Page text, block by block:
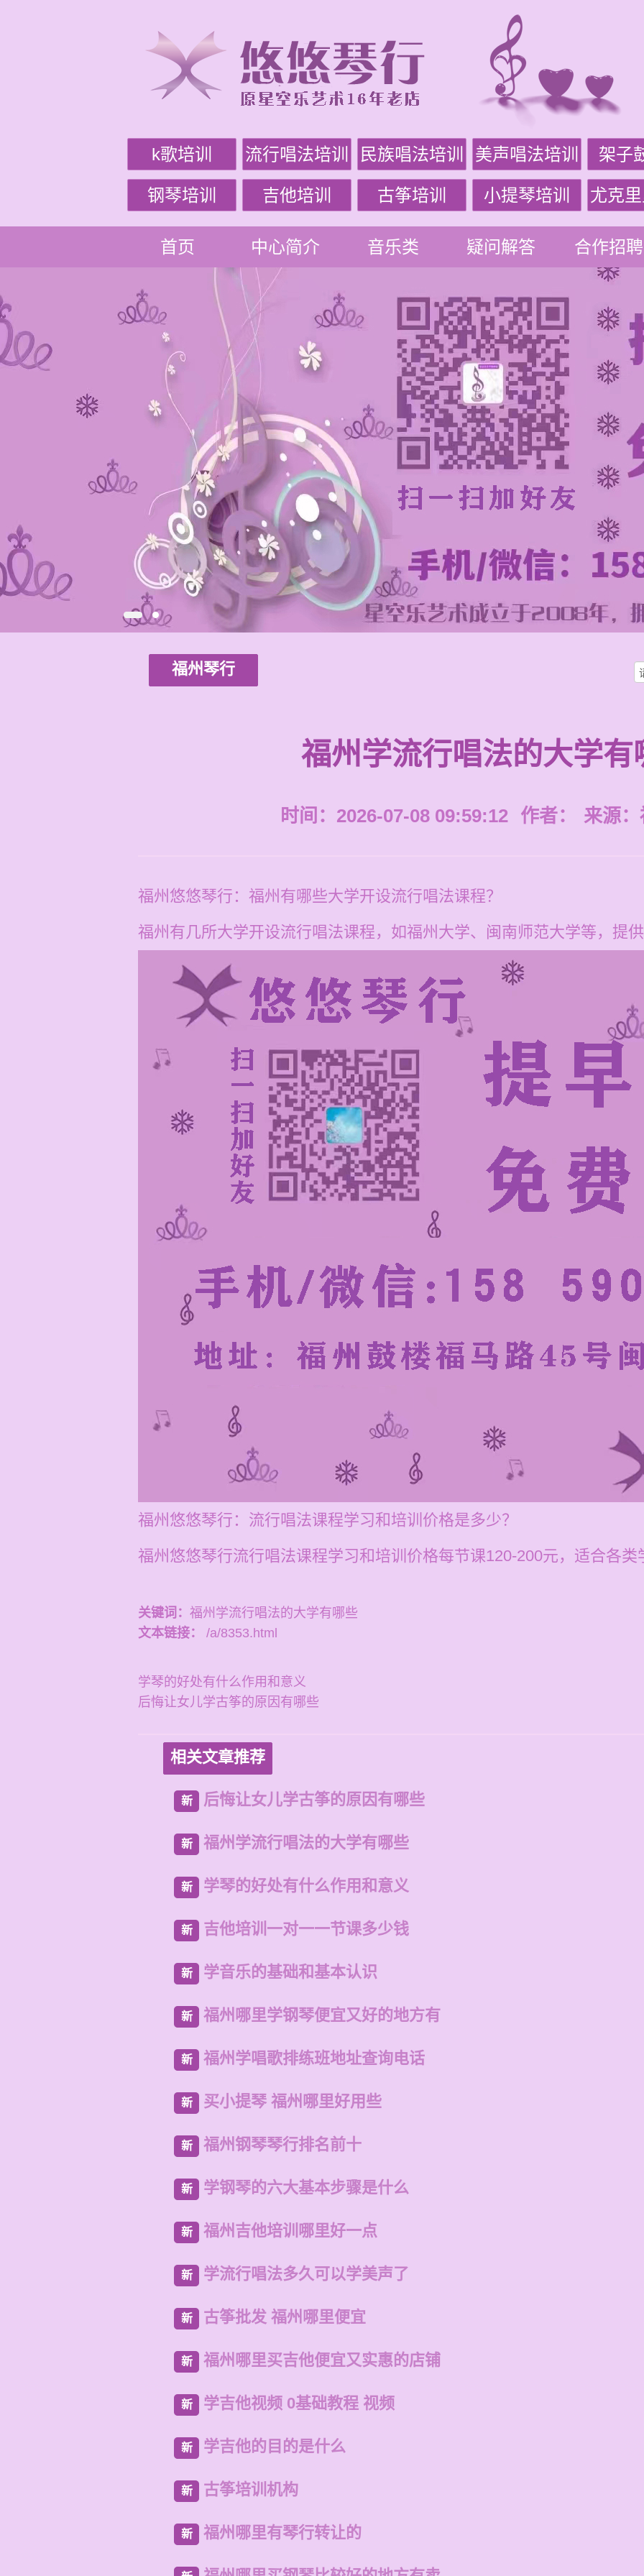
k歌培训 流行唱法培训 民族唱法培训 美声唱法培训 架子
钢琴培训 吉他培训 古筝培训 小提琴培训 尤克
首页 中心简介 音乐类 疑问解答 合作招聘
福州琴行
福州学流行唱法的大学有
时间：2026-07-08 09:59:12 作者： 来源：
福州悠悠琴行：福州有哪些大学开设流行唱法课程？
福州有几所大学开设流行唱法课程，如福州大学、闽南师范大学等，提
福州悠悠琴行：流行唱法课程学习和培训价格是多少？
福州悠悠琴行流行唱法课程学习和培训价格每节课120-200元，适合各类
关键词： 福州学流行唱法的大学有哪些
文本链接：
/a/8353.html
学琴的好处有什么作用和意义
后悔让女儿学古筝的原因有哪些
相关文章推荐
新 后悔让女儿学古筝的原因有哪些
新 福州学流行唱法的大学有哪些
新 学琴的好处有什么作用和意义
新 吉他培训一对一一节课多少钱
新 学音乐的基础和基本认识
新 福州哪里学钢琴便宜又好的地方有
新 福州学唱歌排练班地址查询电话
新 买小提琴 福州哪里好用些
新 福州钢琴琴行排名前十
新 学钢琴的六大基本步骤是什么
新 福州吉他培训哪里好一点
新 学流行唱法多久可以学美声了
新 古筝批发 福州哪里便宜
新 福州哪里买吉他便宜又实惠的店铺
新 学吉他视频 0基础教程 视频
新 学吉他的目的是什么
新 古筝培训机构
新 福州哪里有琴行转让的